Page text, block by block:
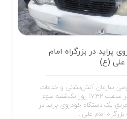
پراید در بزرگراه امام
علی (ع)
سازمان آتش‌نشانی و خدمات
ایمنی شهرداری اراک، در ساعت ۱۷:۳۲ روز یک‌شنبه سوم
وقوع حریق یک دستگاه خودروی پراید در
امام علی...